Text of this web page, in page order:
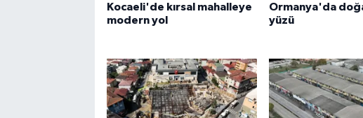
Kocaeli'de kırsal mahalleye
modern yol
Ormanya'da
yüzü